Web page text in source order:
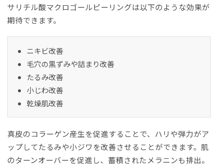
サリチル酸マクロゴールピーリングは以下のような効果が
期待できます。
ニキビ改善
毛穴の黒ずみや詰まり改善
たるみ改善
小じわ改善
乾燥肌改善
真皮のコラーゲン産生を促進することで、ハリや弾力がア
ップしてたるみや小ジワを改善させることができます。肌
のターンオーバーを促進し、蓄積されたメラニンも排出。